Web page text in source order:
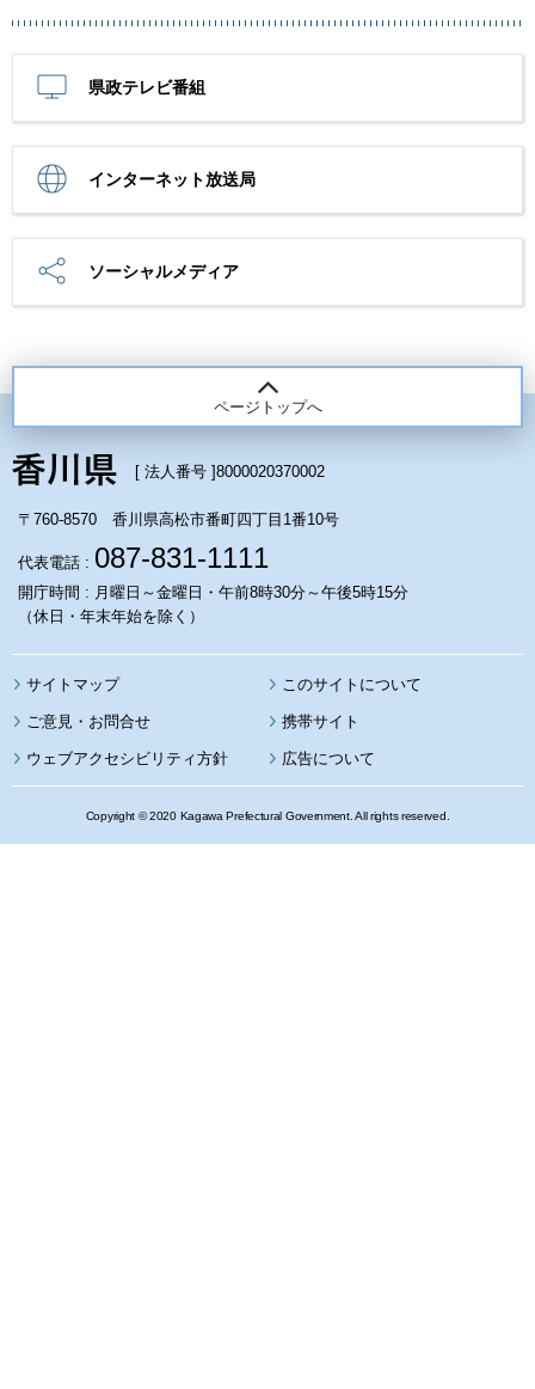
県政テレビ番組
インターネット放送局
ソーシャルメディア
ページトップへ
[ 法人番号 ]8000020370002
〒760-8570 香川県高松市番町四丁目1番10号
代表電話 : 087-831-1111
開庁時間 : 月曜日～金曜日・午前8時30分～午後5時15分
（休日・年末年始を除く）
サイトマップ このサイトについて
携帯サイト
ウェブアクセシビリティ方針 広告について
Copyright © 2020 Kagawa Prefectural Government. All rights reserved.